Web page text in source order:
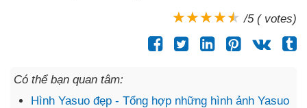
/5 ( votes)
Có thể bạn quan tâm:
Hình Yasuo đẹp - Tổng hợp những hình ảnh Yasuo